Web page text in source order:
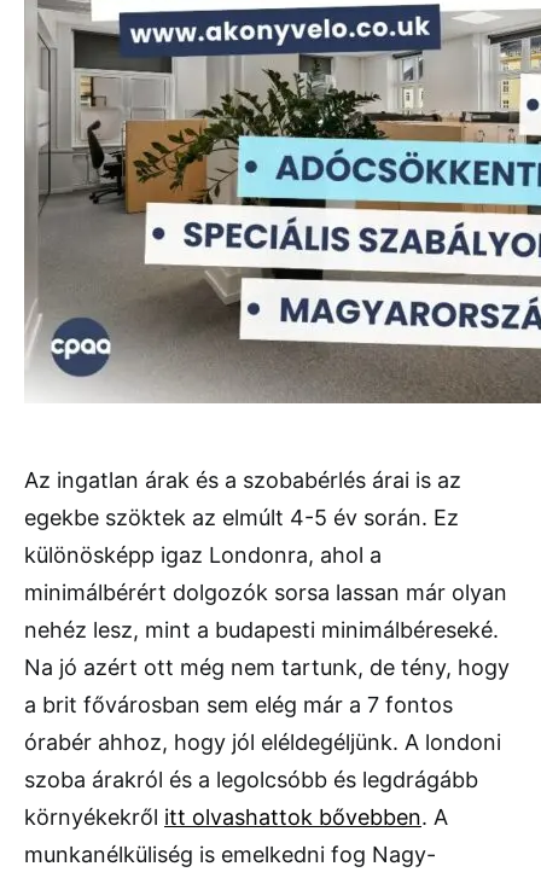
Az ingatlan árak és a szobabérlés árai is az
egekbe szöktek az elmúlt 4-5 év során. Ez
különösképp igaz Londonra, ahol a
minimálbérért dolgozók sorsa lassan már olyan
nehéz lesz, mint a budapesti minimálbéreseké.
Na jó azért ott még nem tartunk, de tény, hogy
a brit fővárosban sem elég már a 7 fontos
órabér ahhoz, hogy jól eléldegéljünk. A londoni
szoba árakról és a legolcsóbb és legdrágább
környékekről itt olvashattok bővebben. A
munkanélküliség is emelkedni fog Nagy-